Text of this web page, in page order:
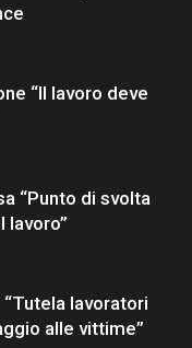
“Il lavoro deve
“Punto di svolta
lavoro”
lavoratori
alle vittime”